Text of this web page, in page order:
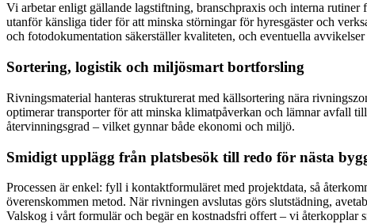
Vi arbetar enligt gällande lagstiftning, branschpraxis och interna
utanför känsliga tider för att minska störningar för hyresgäster och
och fotodokumentation säkerställer kvaliteten, och eventuella
Sortering, logistik och miljösmart bortforsling
Rivningsmaterial hanteras strukturerat med källsortering nära
optimerar transporter för att minska klimatpåverkan och lämnar avfall
återvinningsgrad – vilket gynnar både ekonomi och miljö.
Smidigt upplägg från platsbesök till redo för nästa
Processen är enkel: fyll i kontaktformuläret med projektdata, så
överenskommen metod. När rivningen avslutas görs slutstädning,
Valskog i vårt formulär och begär en kostnadsfri offert – vi återkopplar